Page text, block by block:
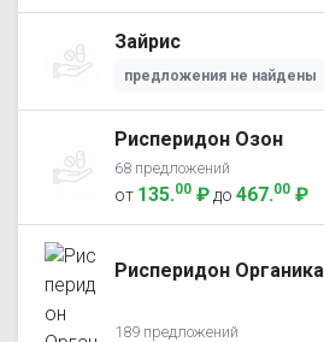
Зайрис
предложения не найдены
Рисперидон Озон
68 предложений
от 135.00 ₽ до 467.00 ₽
Рисперидон Органика
189 предложений